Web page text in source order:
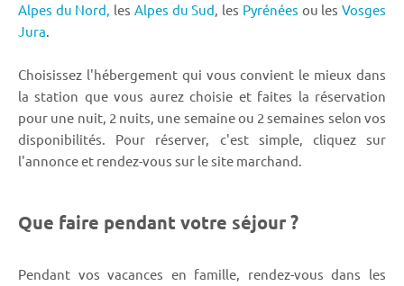
Alpes du Nord, les Alpes du Sud, les Pyrénées ou lesVosges
Jura.
Choisissez l'hébergement qui vous convient le mieux dans
la station que vous aurez choisie et faites la réservation
pour une nuit, 2 nuits, une semaine ou 2 semaines selon vos
disponibilités. Pour réserver, c'est simple, cliquez sur
l'annonce et rendez-vous sur le site marchand.
Que faire pendant votre séjour ?
Pendant vos vacances en famille, rendez-vous dans les